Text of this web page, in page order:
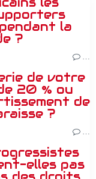
la
?
de votre
20 % ou
de
?
elles pas